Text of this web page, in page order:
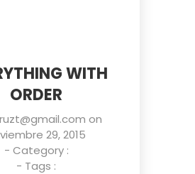
WITH
ORDER
on
29, 2015
- Category :
- Tags :